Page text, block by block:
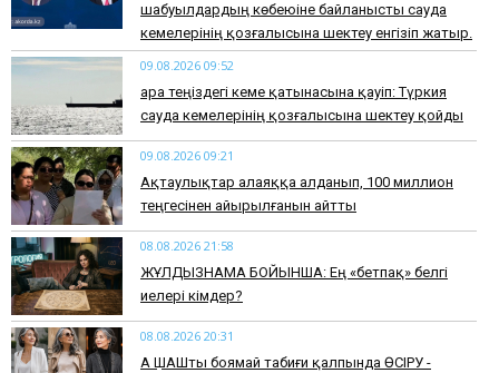
шабуылдардың көбеюіне байланысты сауда
кемелерінің қозғалысына шектеу енгізіп жатыр.
09.08.2026 09:52
Қара теңіздегі кеме қатынасына қауіп: Түркия
сауда кемелерінің қозғалысына шектеу қойды
09.08.2026 09:21
Ақтаулықтар алаяққа алданып, 100 миллион
теңгесінен айырылғанын айтты
08.08.2026 21:58
ЖҰЛДЫЗНАМА БОЙЫНША: Ең «бетпақ» белгі
иелері кімдер?
08.08.2026 20:31
АҚ ШАШты боямай табиғи қалпында ӨСІРУ -